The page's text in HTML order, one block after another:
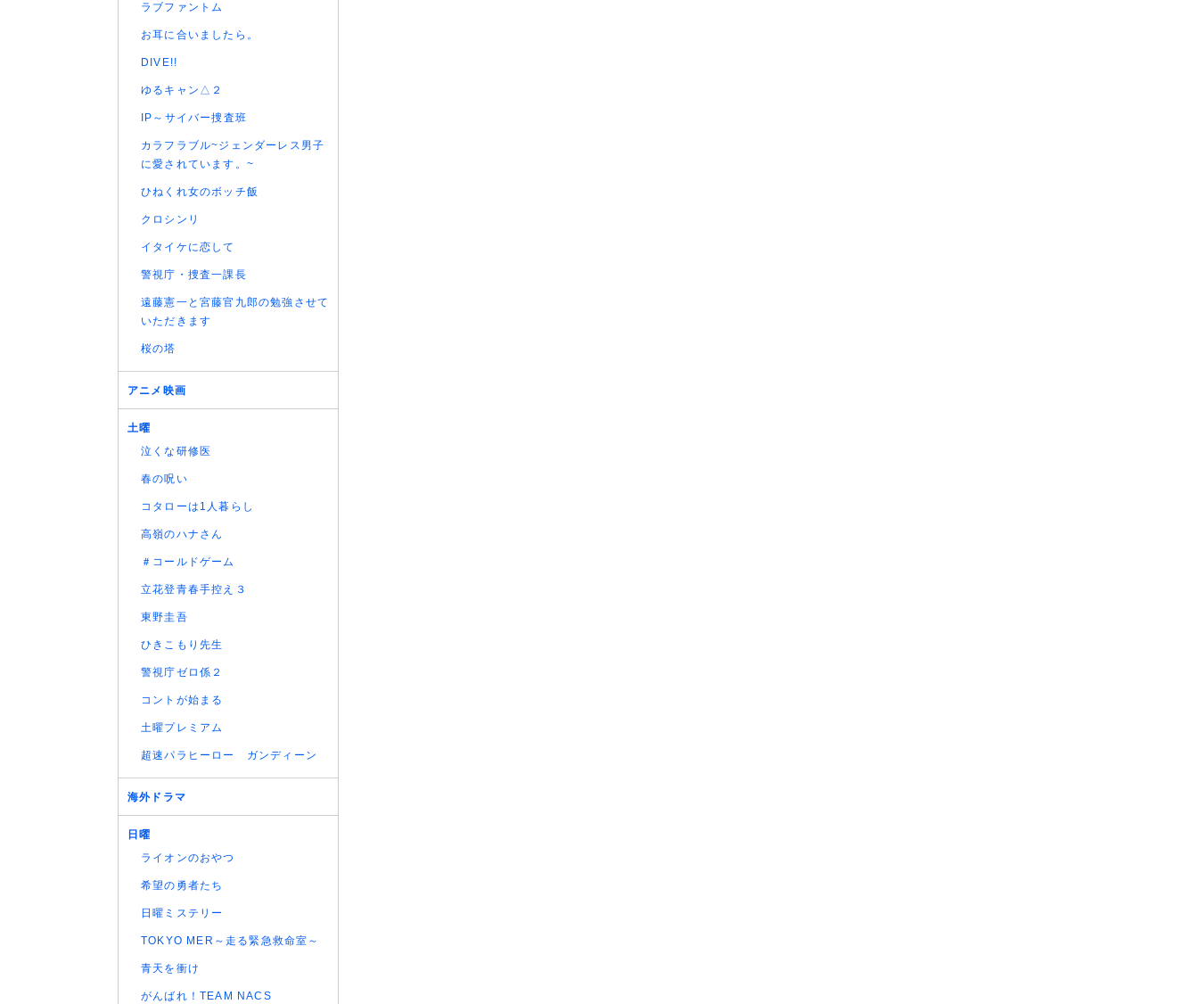
ラブファントム
お耳に合いましたら。
DIVE!!
ゆるキャン△２
IP～サイバー捜査班
カラフラブル~ジェンダーレス男子
に愛されています。~
ひねくれ女のボッチ飯
クロシンリ
イタイケに恋して
警視庁・捜査一課長
遠藤憲一と宮藤官九郎の勉強させて
いただきます
桜の塔
アニメ映画
土曜
泣くな研修医
春の呪い
コタローは1人暮らし
高嶺のハナさん
＃コールドゲーム
立花登青春手控え３
東野圭吾
ひきこもり先生
警視庁ゼロ係２
コントが始まる
土曜プレミアム
超速パラヒーロー ガンディーン
海外ドラマ
日曜
ライオンのおやつ
希望の勇者たち
日曜ミステリー
TOKYO MER～走る緊急救命室～
青天を衝け
がんばれ！TEAM NACS